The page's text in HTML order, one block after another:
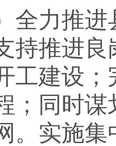
力推进
推进良
工建设
；同时
。实施